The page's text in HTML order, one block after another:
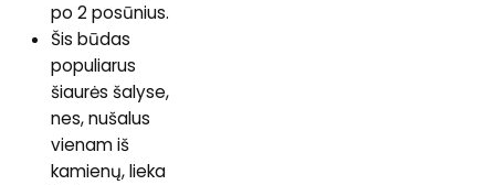
po 2 posūnius.
Šis būdas
populiarus
šiaurės šalyse,
nes, nušalus
vienam iš
kamienų, lieka